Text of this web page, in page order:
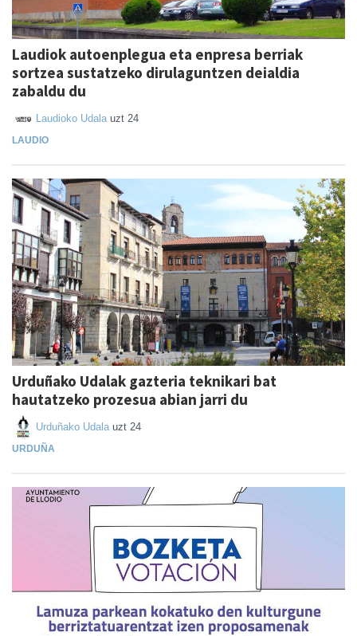
Laudiok autoenplegua eta enpresa berriak
sortzea sustatzeko dirulaguntzen deialdia
zabaldu du
Laudioko Udala uzt 24
LAUDIO
Urduñako Udalak gazteria teknikari bat
hautatzeko prozesua abian jarri du
Urduñako Udala uzt 24
URDUÑA